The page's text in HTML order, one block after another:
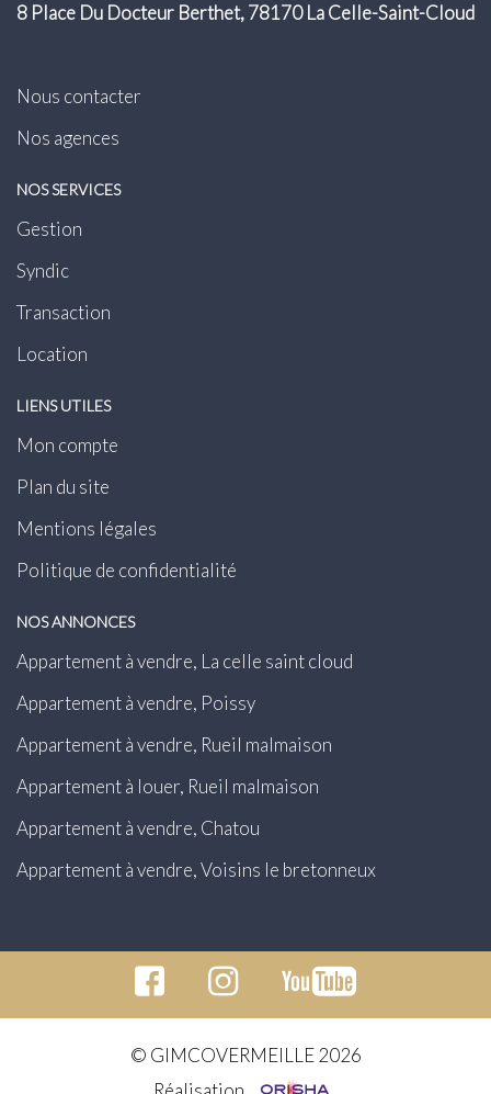
8 Place Du Docteur Berthet, 78170 La Celle-Saint-Cloud
Nous contacter
Nos agences
NOS SERVICES
Gestion
Syndic
Transaction
Location
LIENS UTILES
Mon compte
Plan du site
Mentions légales
Politique de confidentialité
NOS ANNONCES
Appartement à vendre, La celle saint cloud
Appartement à vendre, Poissy
Appartement à vendre, Rueil malmaison
Appartement à louer, Rueil malmaison
Appartement à vendre, Chatou
Appartement à vendre, Voisins le bretonneux
© GIMCOVERMEILLE 2026